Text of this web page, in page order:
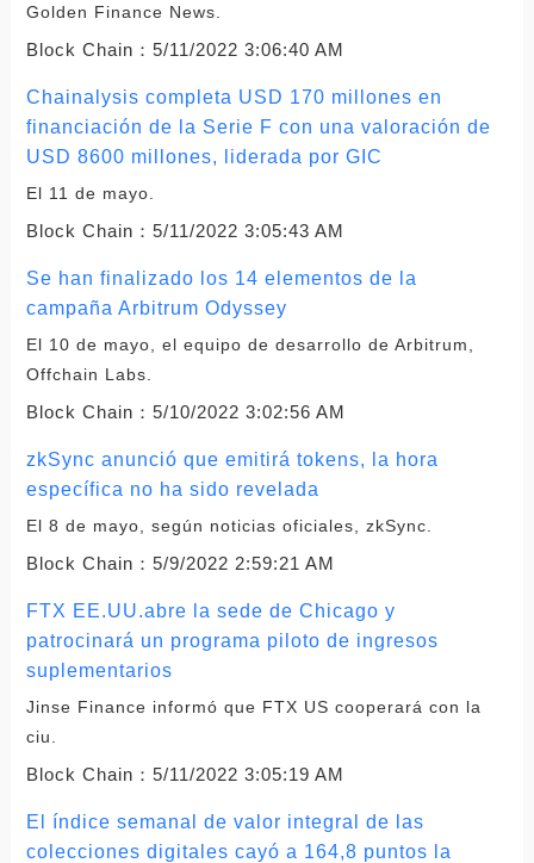
Golden Finance News.
Block Chain： 5/11/2022 3:06:40 AM
Chainalysis completa USD 170 millones en
financiación de la Serie F con una valoración de
USD 8600 millones, liderada por GIC
El 11 de mayo.
Block Chain： 5/11/2022 3:05:43 AM
Se han finalizado los 14 elementos de la
campaña Arbitrum Odyssey
El 10 de mayo, el equipo de desarrollo de Arbitrum,
Offchain Labs.
Block Chain： 5/10/2022 3:02:56 AM
zkSync anunció que emitirá tokens, la hora
específica no ha sido revelada
El 8 de mayo, según noticias oficiales, zkSync.
Block Chain： 5/9/2022 2:59:21 AM
FTX EE.UU.abre la sede de Chicago y
patrocinará un programa piloto de ingresos
suplementarios
Jinse Finance informó que FTX US cooperará con la
ciu.
Block Chain： 5/11/2022 3:05:19 AM
El índice semanal de valor integral de las
colecciones digitales cayó a 164,8 puntos la